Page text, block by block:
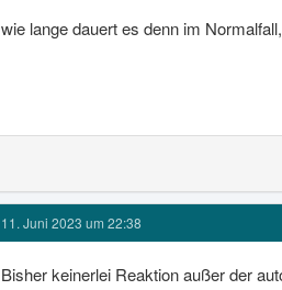
wie lange dauert es denn im
11. Juni 2023 um 22:38
Bisher keinerlei Reaktion außer der